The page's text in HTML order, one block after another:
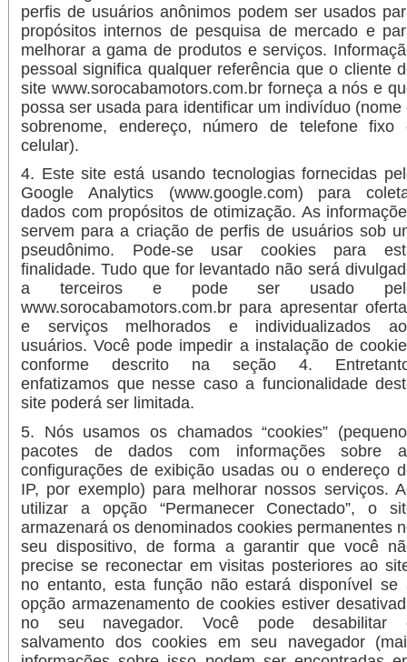
perfis de usuários anônimos podem ser usados
propósitos internos de pesquisa de mercado e
melhorar a gama de produtos e serviços.
pessoal significa qualquer referência que o cliente
site www.sorocabamotors.com.br forneça a nós e
possa ser usada para identificar um indivíduo (nome
sobrenome, endereço, número de telefone fixo
celular).
4. Este site está usando tecnologias fornecidas
Google Analytics (www.google.com) para
dados com propósitos de otimização. As
servem para a criação de perfis de usuários sob
pseudônimo. Pode-se usar cookies para
finalidade. Tudo que for levantado não será
a terceiros e pode ser usado
www.sorocabamotors.com.br para apresentar
e serviços melhorados e individualizados
usuários. Você pode impedir a instalação de
conforme descrito na seção 4.
enfatizamos que nesse caso a funcionalidade
site poderá ser limitada.
5. Nós usamos os chamados “cookies”
pacotes de dados com informações sobre
configurações de exibição usadas ou o endereço
IP, por exemplo) para melhorar nossos serviços.
utilizar a opção “Permanecer Conectado”, o
armazenará os denominados cookies permanentes
seu dispositivo, de forma a garantir que você
precise se reconectar em visitas posteriores ao
no entanto, esta função não estará disponível se
opção armazenamento de cookies estiver
no seu navegador. Você pode desabilitar
salvamento dos cookies em seu navegador